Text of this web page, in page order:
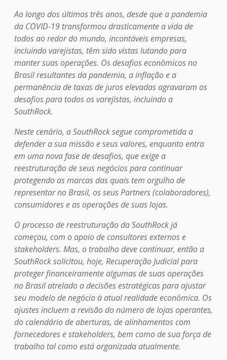
Ao longo dos últimos três anos, desde que a pandemia
da COVID-19 transformou drasticamente a vida de
todos ao redor do mundo, incontáveis empresas,
incluindo varejistas, têm sido vistas lutando para
manter suas operações. Os desafios econômicos no
Brasil resultantes da pandemia, a inflação e a
permanência de taxas de juros elevadas agravaram os
desafios para todos os varejistas, incluindo a
SouthRock.
Neste cenário, a SouthRock segue comprometida a
defender a sua missão e seus valores, enquanto entra
em uma nova fase de desafios, que exige a
reestruturação de seus negócios para continuar
protegendo as marcas das quais tem orgulho de
representar no Brasil, os seus Partners (colaboradores),
consumidores e as operações de suas lojas.
O processo de reestruturação da SouthRock já
começou, com o apoio de consultores externos e
stakeholders. Mas, o trabalho deve continuar, então a
SouthRock solicitou, hoje, Recuperação Judicial para
proteger financeiramente algumas de suas operações
no Brasil atrelado a decisões estratégicas para ajustar
seu modelo de negócio à atual realidade econômica. Os
ajustes incluem a revisão do número de lojas operantes,
do calendário de aberturas, de alinhamentos com
fornecedores e stakeholders, bem como de sua força de
trabalho tal como está organizada atualmente.